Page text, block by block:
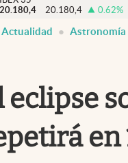
20.180,4
20.180,4 0.62%
Actualidad Astronomía
eclipse
en